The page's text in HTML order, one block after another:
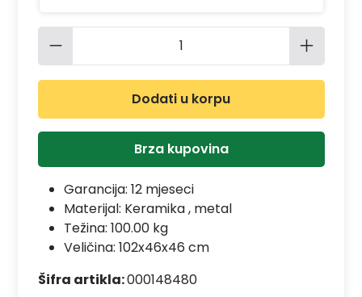
Količina proizvoda: Unesite
Dodati u korpu
Brza kupovina
Garancija: 12 mjeseci
Materijal: Keramika , metal
Težina: 100.00 kg
Veličina: 102x46x46 cm
Šifra artikla:000148480